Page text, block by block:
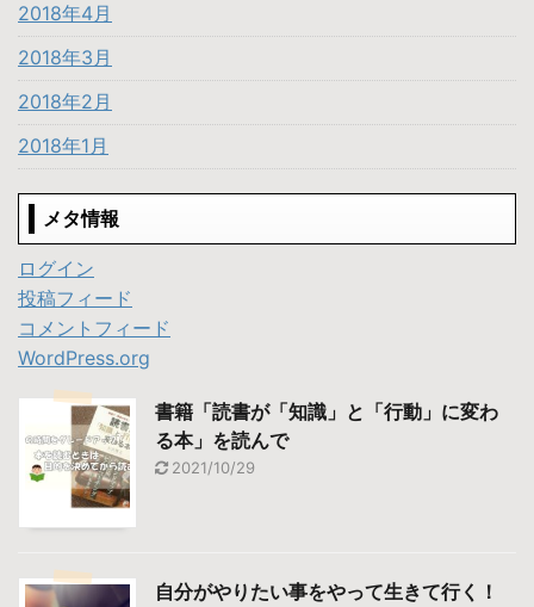
2018年4月
2018年3月
2018年2月
2018年1月
メタ情報
ログイン
投稿フィード
コメントフィード
WordPress.org
書籍「読書が「知識」と「行動」に変わ
る本」を読んで
2021/10/29
自分がやりたい事をやって生きて行く！